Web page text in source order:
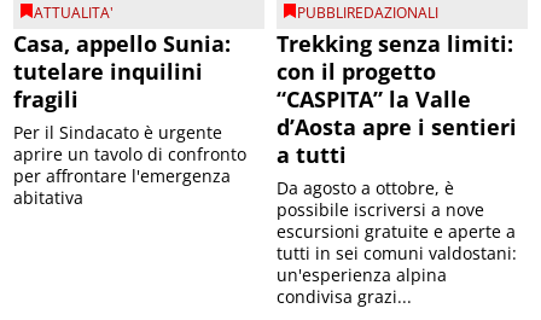
ATTUALITA'
Casa, appello Sunia:
tutelare inquilini
fragili
Per il Sindacato è urgente
aprire un tavolo di confronto
per affrontare l'emergenza
abitativa
PUBBLIREDAZIONALI
Trekking senza limiti:
con il progetto
“CASPITA” la Valle
d’Aosta apre i sentieri
a tutti
Da agosto a ottobre, è
possibile iscriversi a nove
escursioni gratuite e aperte a
tutti in sei comuni valdostani:
un'esperienza alpina
condivisa grazi...